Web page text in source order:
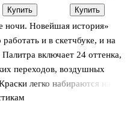
ночи. Новейшая история»
и в скетчбуке, и на
включает 24 оттенка,
переходов, воздушных
легко набираются на
помогают контролировать
"Sketchmarker"
неоновый
коралл, 140г/
м2, слоновая
Купить
«Свет луны»
Listoff А4, 40
листов,
скрепка
Купить